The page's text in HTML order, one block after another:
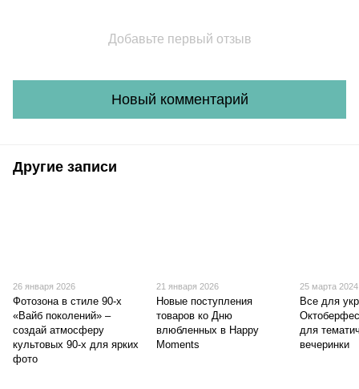
Добавьте первый отзыв
Новый комментарий
Другие записи
26 января 2026
Фотозона в стиле 90-х
«Вайб поколений» –
создай атмосферу
культовых 90-х для ярких
фото
21 января 2026
Новые поступления
товаров ко Дню
влюбленных в Happy
Moments
25 марта 2024
Все для
для
вечеринки